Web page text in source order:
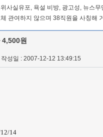
사실유포, 욕설 비방, 광고성, 뉴스
관여하지 않으며 38직원을 사칭해
원
작성일 : 2007-12-12 13:49:15
14